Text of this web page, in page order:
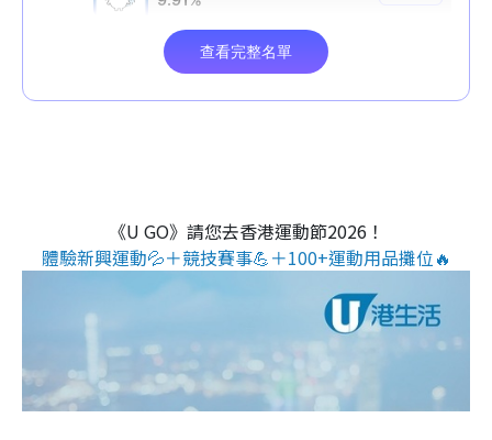
《U GO》請您去香港運動節2026！
體驗新興運動💦＋競技賽事💪＋100+運動用品攤位🔥